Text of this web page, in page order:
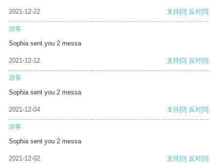
2021-12-22 支持[0] 反对[0]
游客
Sophia sent you 2 messa
2021-12-12 支持[0] 反对[0]
游客
Sophia sent you 2 messa
2021-12-04 支持[0] 反对[0]
游客
Sophia sent you 2 messa
2021-12-02 支持[0] 反对[0]